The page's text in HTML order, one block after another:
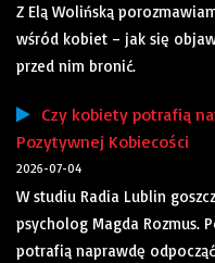
Z Elą Wolińską
wśród kobiet – jak się
przed nim bronić.
Czy kobiety potrafią
Pozytywnej Kobiecości
2026-07-04
W studiu Radia Lublin
psycholog Magda Rozmus.
potrafią naprawdę